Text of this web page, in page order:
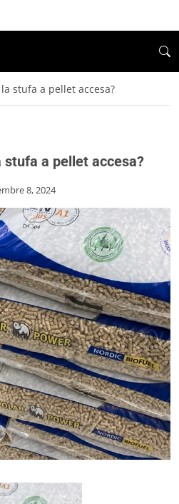
stufa a pellet accesa?
stufa a pellet accesa?
8, 2024